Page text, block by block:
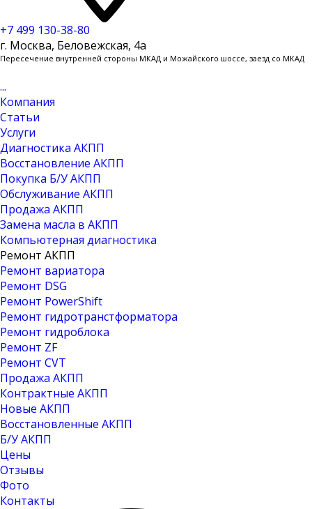
+7 499 130-38-80
г. Москва, Беловежская, 4a
Пересечение внутренней стороны МКАД и Можайского шоссе, заезд со МКАД
...
Компания
Статьи
Услуги
Диагностика АКПП
Восстановление АКПП
Покупка Б/У АКПП
Обслуживание АКПП
Продажа АКПП
Замена масла в АКПП
Компьютерная диагностика
Ремонт АКПП
Ремонт вариатора
Ремонт DSG
Ремонт PowerShift
Ремонт гидротранстформатора
Ремонт гидроблока
Ремонт ZF
Ремонт CVT
Продажа АКПП
Контрактные АКПП
Новые АКПП
Восстановленные АКПП
Б/У АКПП
Цены
Отзывы
Фото
Контакты